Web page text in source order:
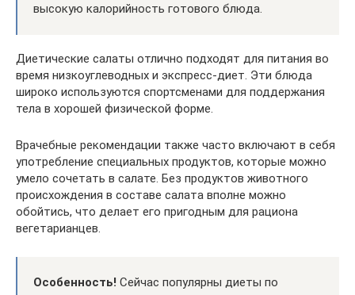
высокую калорийность готового блюда.
Диетические салаты отлично подходят для питания во
время низкоуглеводных и экспресс-диет. Эти блюда
широко используются спортсменами для поддержания
тела в хорошей физической форме.
Врачебные рекомендации также часто включают в себя
употребление специальных продуктов, которые можно
умело сочетать в салате. Без продуктов животного
происхождения в составе салата вполне можно
обойтись, что делает его пригодным для рациона
вегетарианцев.
Особенность! Сейчас популярны диеты по